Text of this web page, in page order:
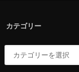
カテゴリー